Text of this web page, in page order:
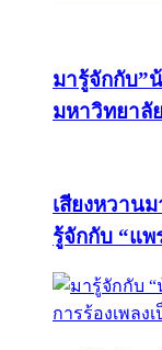
มารู้จักกับ”
มหาวิทยาลั
เสียงหวาน
รู้จักกับ “แ